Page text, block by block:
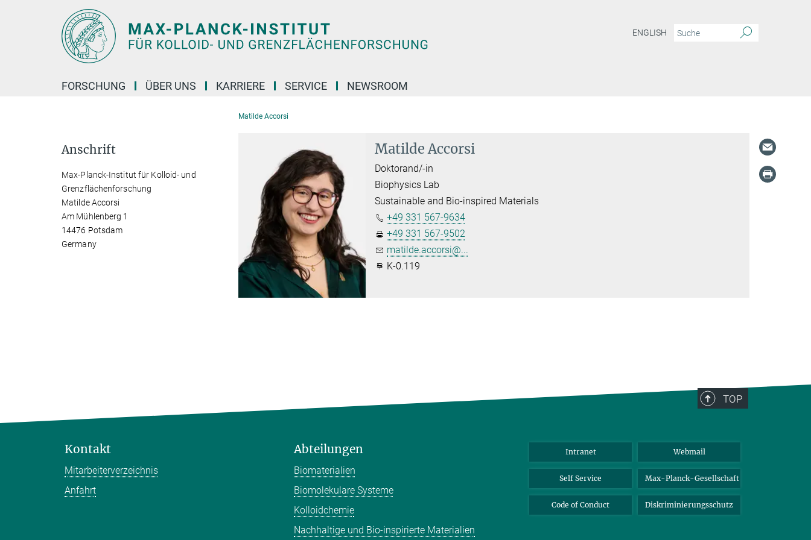
ENGLISH
FORSCHUNG ÜBER UNS KARRIERE SERVICE NEWSROOM
Matilde Accorsi
Matilde Accorsi
Doktorand/-in
Biophysics Lab
Sustainable and Bio-inspired Materials
+49 331 567-9634
+49 331 567-9502
matilde.accorsi@...
K-0.119
Anschrift
Max-Planck-Institut für Kolloid- und
Grenzflächenforschung
Matilde Accorsi
Am Mühlenberg 1
14476 Potsdam
Germany
TOP
Kontakt
Mitarbeiterverzeichnis
Anfahrt
Abteilungen
Biomaterialien
Biomolekulare Systeme
Kolloidchemie
Nachhaltige und Bio-inspirierte Materialien
Intranet Webmail
Self Service Max-Planck-Gesellschaft
Code of Conduct Diskriminierungsschutz